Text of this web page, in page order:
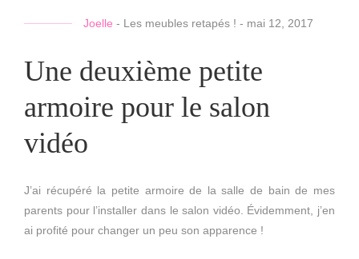
Joelle - Les meubles retapés ! - mai 12, 2017
Une deuxième petite
armoire pour le salon
vidéo
J’ai récupéré la petite armoire de la salle de bain de mes
parents pour l’installer dans le salon vidéo. Évidemment, j’en
ai profité pour changer un peu son apparence !